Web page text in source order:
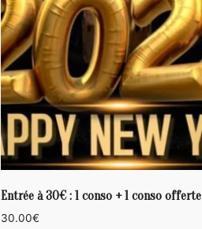
Entrée à 30€ : 1 conso + 1 conso offerte
30.00€